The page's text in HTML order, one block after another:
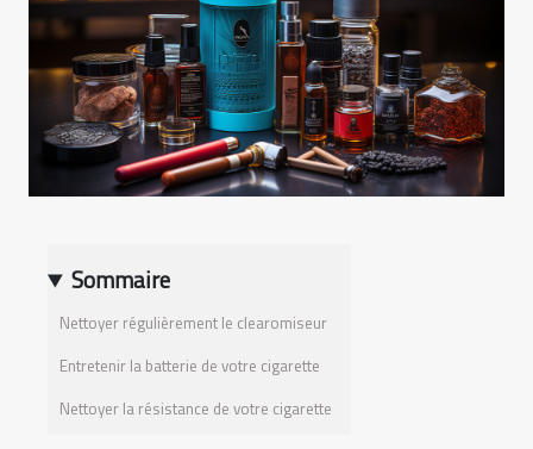
Sommaire
Nettoyer régulièrement le clearomiseur
Entretenir la batterie de votre cigarette
Nettoyer la résistance de votre cigarette